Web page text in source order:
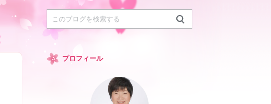
プロフィール